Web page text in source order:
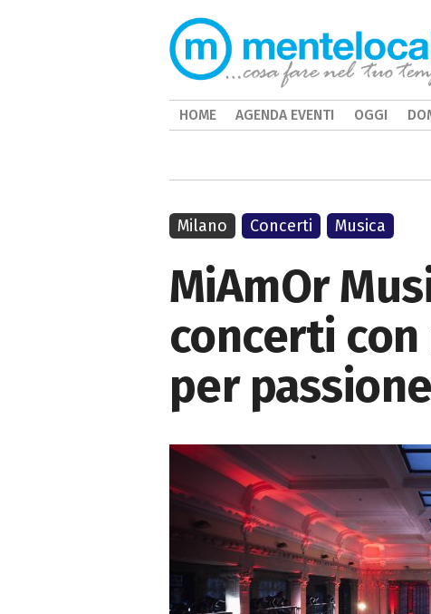
MiAmOr
concerti
per passione
Milano Concerti Musica
HOME AGENDA EVENTI OGGI